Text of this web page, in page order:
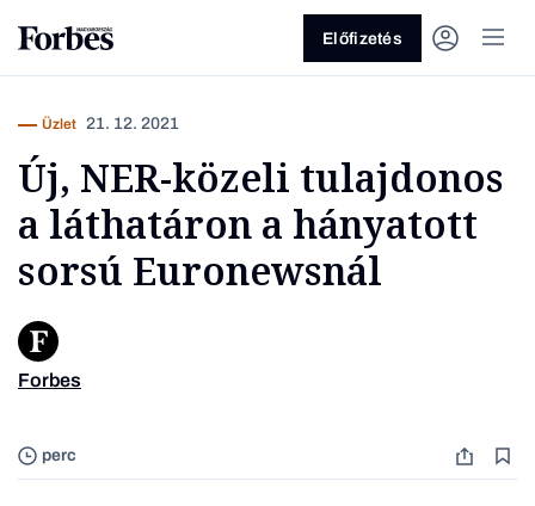
Előfizetés
perc
Üzlet 21. 12. 2021
Új, NER-közeli tulajdonos
a láthatáron a hányatott
sorsú Euronewsnál
Forbes